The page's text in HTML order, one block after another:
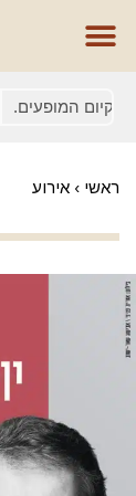
המופעים.
ראשי › אירוע